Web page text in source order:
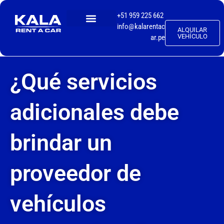
+51 959 225 662
info@kalarentac
ar.pe
ALQUILAR
VEHÍCULO
¿Qué servicios
adicionales debe
brindar un
proveedor de
vehículos